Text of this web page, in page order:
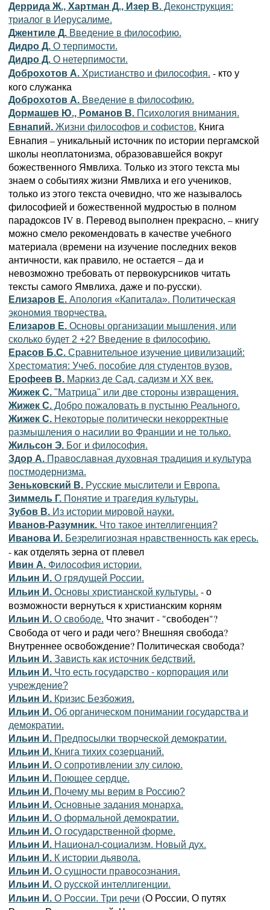
Деррида Ж., Хартман Д., Изер В. Деконструкция:
триалог в Иерусалиме.
Джентиле Д. Введение в философию.
Дидро Д. О терпимости.
Дидро Д. О нетерпимости.
Доброхотов А. Христианство и философия. - кто у
кого служанка
Доброхотов А. Введение в философию.
Дормашев Ю., Романов В. Психология внимания.
Евнапий. Жизни философов и софистов. Книга
Евнапия – уникальный источник по истории пергамской
школы неоплатонизма, образовавшейся вокруг
божественного Ямвлиха. Только из этого текста мы
знаем о событиях жизни Ямвлиха и его учеников,
только из этого текста очевидно, что же называлось
философией и божественной мудростью в полном
парадоксов IV в. Перевод выполнен прекрасно, – книгу
можно смело рекомендовать в качестве учебного
материала (времени на изучение последних веков
античности, как правило, не остается – да и
невозможно требовать от первокурсников читать
тексты самого Ямвлиха, даже и по-русски).
Елизаров Е. Апология «Капитала». Политическая
экономия творчества.
Елизаров Е. Основы организации мышления, или
сколько будет 2 +2? Введение в философию.
Ерасов Б.С. Сравнительное изучение цивилизаций:
Хрестоматия: Учеб. пособие для студентов вузов.
Ерофеев В. Маркиз де Сад, садизм и XX век.
Жижек С. "Матрица" или две стороны извращения.
Жижек С. Добро пожаловать в пустыню Реального.
Жижек С. Некоторые политически некорректные
размышления о насилии во Франции и не только.
Жильсон Э. Бог и философия.
Здор А. Православная духовная традиция и культура
постмодернизма.
Зеньковский В. Русские мыслители и Европа.
Зиммель Г. Понятие и трагедия культуры.
Зубов В. Из истории мировой науки.
Иванов-Разумник. Что такое интеллигенция?
Иванова И. Безрелигиозная нравственность как ересь.
- как отделять зерна от плевел
Ивин А. Философия истории.
Ильин И. О грядущей России.
Ильин И. Основы христианской культуры. - о
возможности вернуться к христианским корням
Ильин И. О свободе. Что значит - "свободен"?
Свобода от чего и ради чего? Внешняя свобода?
Внутреннее освобождение? Политическая свобода?
Ильин И. Зависть как источник бедствий.
Ильин И. Что есть государство - корпорация или
учреждение?
Ильин И. Кризис Безбожия.
Ильин И. Об органическом понимании государства и
демократии.
Ильин И. Предпосылки творческой демократии.
Ильин И. Книга тихих созерцаний.
Ильин И. О сопротивлении злу силою.
Ильин И. Поющее сердце.
Ильин И. Почему мы верим в Россию?
Ильин И. Основные задания монарха.
Ильин И. О формальной демократии.
Ильин И. О государственной форме.
Ильин И. Национал-социализм. Новый дух.
Ильин И. К истории дьявола.
Ильин И. О сущности правосознания.
Ильин И. О русской интеллигенции.
Ильин И. О России. Три речи (О России, О путях